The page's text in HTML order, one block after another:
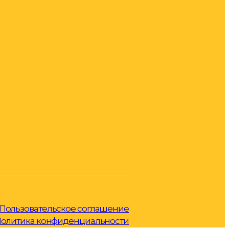
соглашение
конфиденциальности